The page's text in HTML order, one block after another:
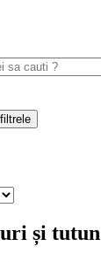
și tutun